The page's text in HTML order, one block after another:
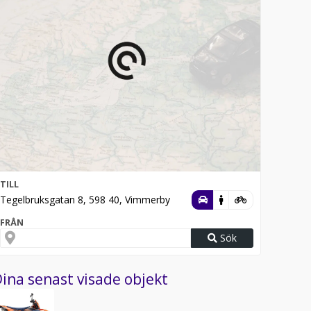
TILL
Tegelbruksgatan 8, 598 40, Vimmerby
FRÅN
Sök
senast visade objekt